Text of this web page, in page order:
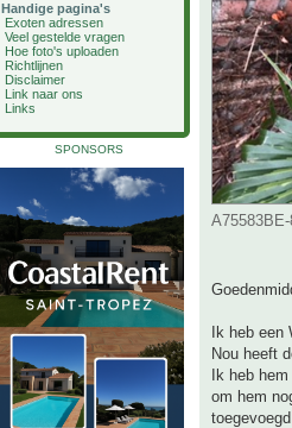
Handige pagina's
Exoten adressen
Veel gestelde vragen
Hoe foto's uploaden
Richtlijnen
Disclaimer
Link naar ons
Links
SPONSORS
Ik heb
Nou heeft
Ik heb
om hem